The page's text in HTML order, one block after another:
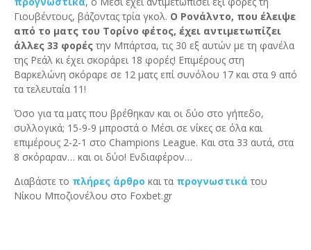
Γιουβέντους, βάζοντας τρία γκολ. Ο Ρονάλντο, που έλειψε
από το ματς του Τορίνο φέτος, έχει αντιμετωπίζει
άλλες 33 φορές την Μπάρτσα, τις 30 εξ αυτών με τη φανέλα
της Ρεάλ κι έχει σκοράρει 18 φορές! Επιμέρους στη
Βαρκελώνη σκόραρε σε 12 ματς επί συνόλου 17 και στα 9 από
τα τελευταία 11!
Όσο για τα ματς που βρέθηκαν και οι δύο στο γήπεδο,
συλλογικά; 15-9-9 μπροστά ο Μέσι σε νίκες σε όλα και
επιμέρους 2-2-1 στο Champions League. Και στα 33 αυτά, στα
8 σκόραραν… και οι δύο! Ενδιαφέρον…
Διαβάστε το πλήρες άρθρο και τα προγνωστικά του
Νίκου Μποζιονέλου στο Foxbet.gr